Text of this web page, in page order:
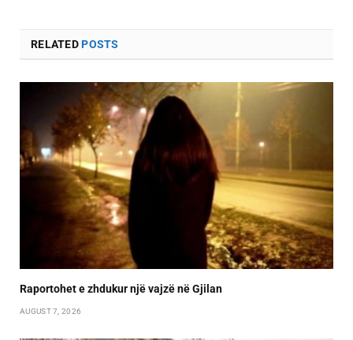
RELATEDPOSTS
Raportohet e zhdukur një vajzë në Gjilan
AUGUST 7, 2026